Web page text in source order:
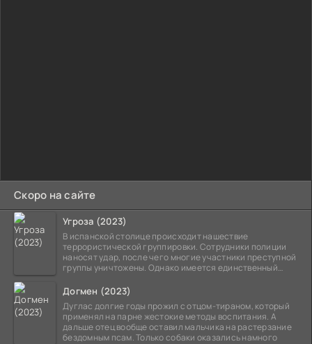
Скоро на сайте
Угроза (2023)
В испанской столице происходит нашествие
террористической группировки. Сотрудники полиции
наносят удар, после чего многие участники преступной
группы уничтожены. Однако имеется единственный
Догмен (2023)
Дуглас долгие годы прожил с отцом-тираном, который
применял на парне жестокие методы воспитания. А
дальше отец вообще оставил мальчика на растерзание
бездомным псам. Только собаки оказались намного